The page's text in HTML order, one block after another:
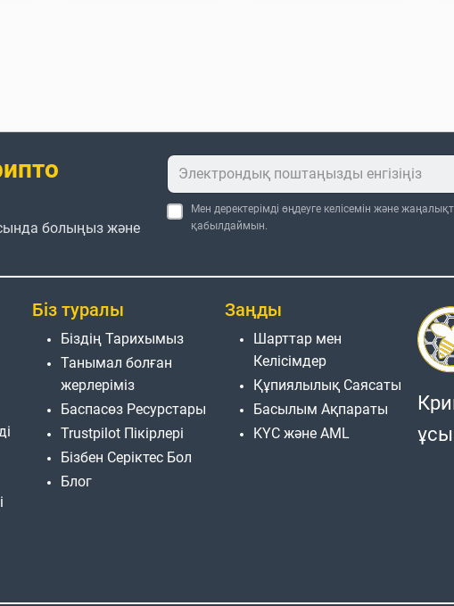
болыңыз және
Мен деректерімді өңдеуге келісемін және
қабылдаймын.
Біз туралы
Біздің Тарихымыз
Танымал болған
жерлеріміз
Баспасөз Ресурстары
Trustpilot Пікірлері
Бізбен Серіктес Бол
Блог
Заңды
Шарттар мен
Келісімдер
Құпиялылық Саясаты
Басылым Ақпараты
KYC және AML